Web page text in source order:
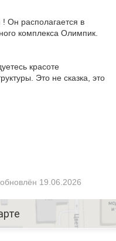
Он располагается в
комплекса Олимпик.
красоте
Это не сказка, это
19.06.2026